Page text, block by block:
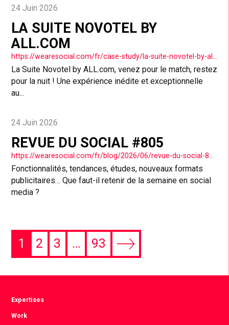
24 Juin 2026
LA SUITE NOVOTEL BY
ALL.COM
https://wearesocial.com/fr/case-study/la-suite-novotel-by-all-com/
La Suite Novotel by ALL.com, venez pour le match, restez
pour la nuit ! Une expérience inédite et exceptionnelle
au...
24 Juin 2026
REVUE DU SOCIAL #805
https://wearesocial.com/fr/blog/2026/06/revue-du-social-805/
Fonctionnalités, tendances, études, nouveaux formats
publicitaires… Que faut-il retenir de la semaine en social
media ?
1 2 3 … 93
Next
Expertises
Work